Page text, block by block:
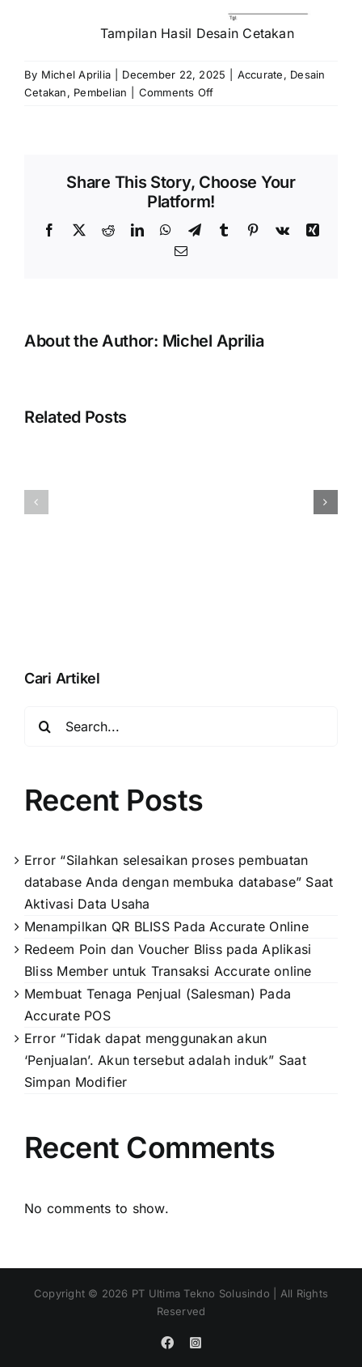
Tampilan Hasil Desain Cetakan
By Michel Aprilia December 22, 2025 Accurate, Desain
Cetakan, Pembelian Comments Offon
Pada
Desain
Pembayaran
Share This Story, Choose Your
Platform!
Facebook
X RedditLinkedInWhatsApp
TelegramTumblr Pinterest
Vk
Xing
Email
About the Author: Michel Aprilia
Related Posts
“Silahkan
Cari Artikel
Recent Posts
Error “Silahkan selesaikan proses pembuatan
database Anda dengan membuka database” Saat
Aktivasi Data Usaha
Menampilkan QR BLISS Pada Accurate Online
Redeem Poin dan Voucher Bliss pada Aplikasi
Bliss Member untuk Transaksi Accurate online
Membuat Tenaga Penjual (Salesman) Pada
Accurate POS
Error “Tidak dapat menggunakan akun
‘Penjualan’. Akun tersebut adalah induk” Saat
Simpan Modifier
Recent Comments
No comments to show.
Copyright © 2026 PT Ultima Tekno Solusindo | All Rights
Reserved
FacebookInstagram